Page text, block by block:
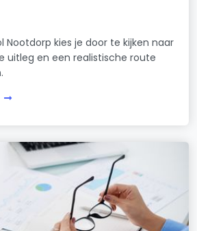
Nootdorp kies je door te kijken naar
uitleg en een realistische route